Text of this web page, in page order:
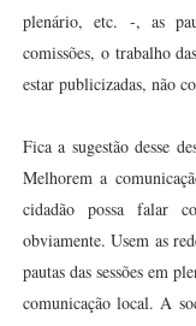
plenário, etc. -, as
comissões, o trabalho
estar publicizadas, não
Fica a sugestão desse
Melhorem a
cidadão possa falar
obviamente. Usem as
pautas das sessões em
comunicação local. A